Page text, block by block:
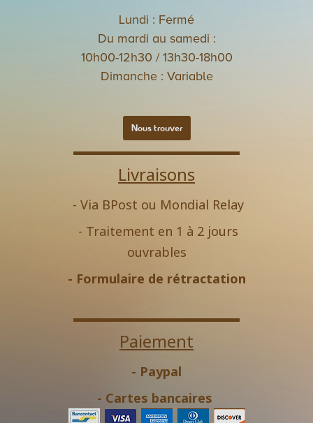
Lundi : Fermé
Du mardi au samedi :
10h00-12h30 / 13h30-18h00
Dimanche : Variable
Nous trouver
Livraisons
- Via BPost ou Mondial Relay
- Traitement en 1 à 2 jours
ouvrables
- Formulaire de rétractation
Paiement
- Paypal
- Cartes bancaires